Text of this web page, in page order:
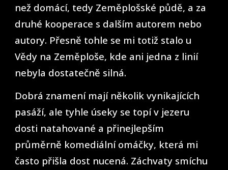
než domácí, tedy Zeměplošské půdě, a za
druhé kooperace s dalším autorem nebo
autory. Přesně tohle se mi totiž stalo u
Vědy na Zeměploše, kde ani jedna z linií
nebyla dostatečně silná.
Dobrá znamení mají několik vynikajících
pasáží, ale tyhle úseky se topí v jezeru
dosti natahované a přinejlepším
průměrně komediální omáčky, která mi
často přišla dost nucená. Záchvaty smíchu